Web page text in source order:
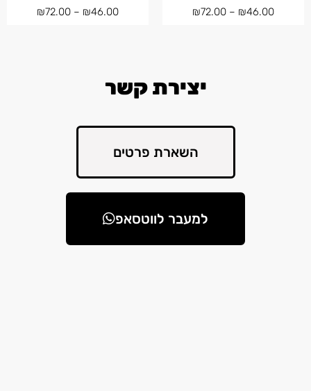
₪46.00
–
₪72.00
₪46.00
–
₪72.00
יצירת קשר
השארת פרטים
למעבר לווטסאפ